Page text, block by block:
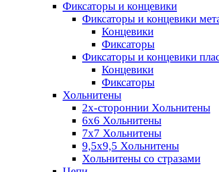
Фиксаторы и концевики
Фиксаторы и концевики
Концевики
Фиксаторы
Фиксаторы и концевики
Концевики
Фиксаторы
Хольнитены
2х-стороннии Хольнитены
6х6 Хольнитены
7х7 Хольнитены
9,5х9,5 Хольнитены
Хольнитены со стразами